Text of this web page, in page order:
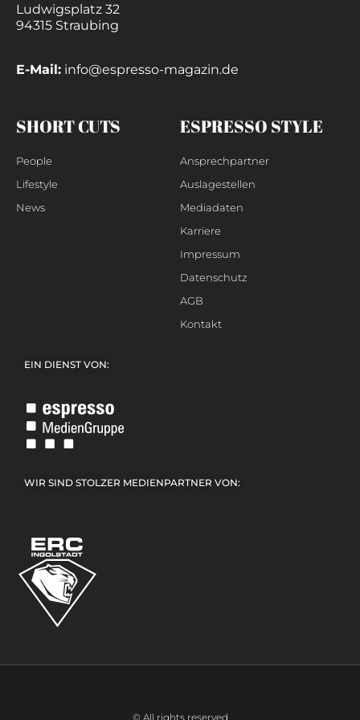
Ludwigsplatz 32
94315 Straubing
E-Mail: info@espresso-magazin.de
SHORT CUTS
People
Lifestyle
News
ESPRESSO STYLE
Ansprechpartner
Auslagestellen
Mediadaten
Karriere
Impressum
Datenschutz
AGB
Kontakt
EIN DIENST VON:
WIR SIND STOLZER MEDIENPARTNER VON:
© All rights reserved